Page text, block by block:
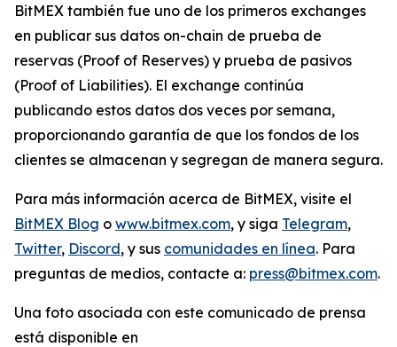
BitMEX también fue uno de los primeros exchanges
en publicar sus datos on-chain de prueba de
reservas (Proof of Reserves) y prueba de pasivos
(Proof of Liabilities). El exchange continúa
publicando estos datos dos veces por semana,
proporcionando garantía de que los fondos de los
clientes se almacenan y segregan de manera segura.
Para más información acerca de BitMEX, visite el
BitMEX Blog o www.bitmex.com, y siga Telegram,
Twitter, Discord, y sus comunidades en línea. Para
preguntas de medios, contacte a: press@bitmex.com.
Una foto asociada con este comunicado de prensa
está disponible en